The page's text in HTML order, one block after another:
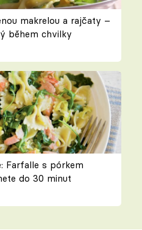
makrelou a rajčaty –
během chvilky
Farfalle s pórkem
do 30 minut